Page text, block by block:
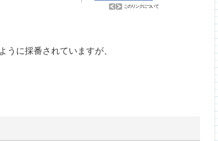
うに採番されていますが、